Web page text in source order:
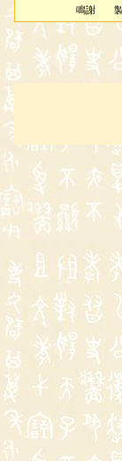
鳴謝